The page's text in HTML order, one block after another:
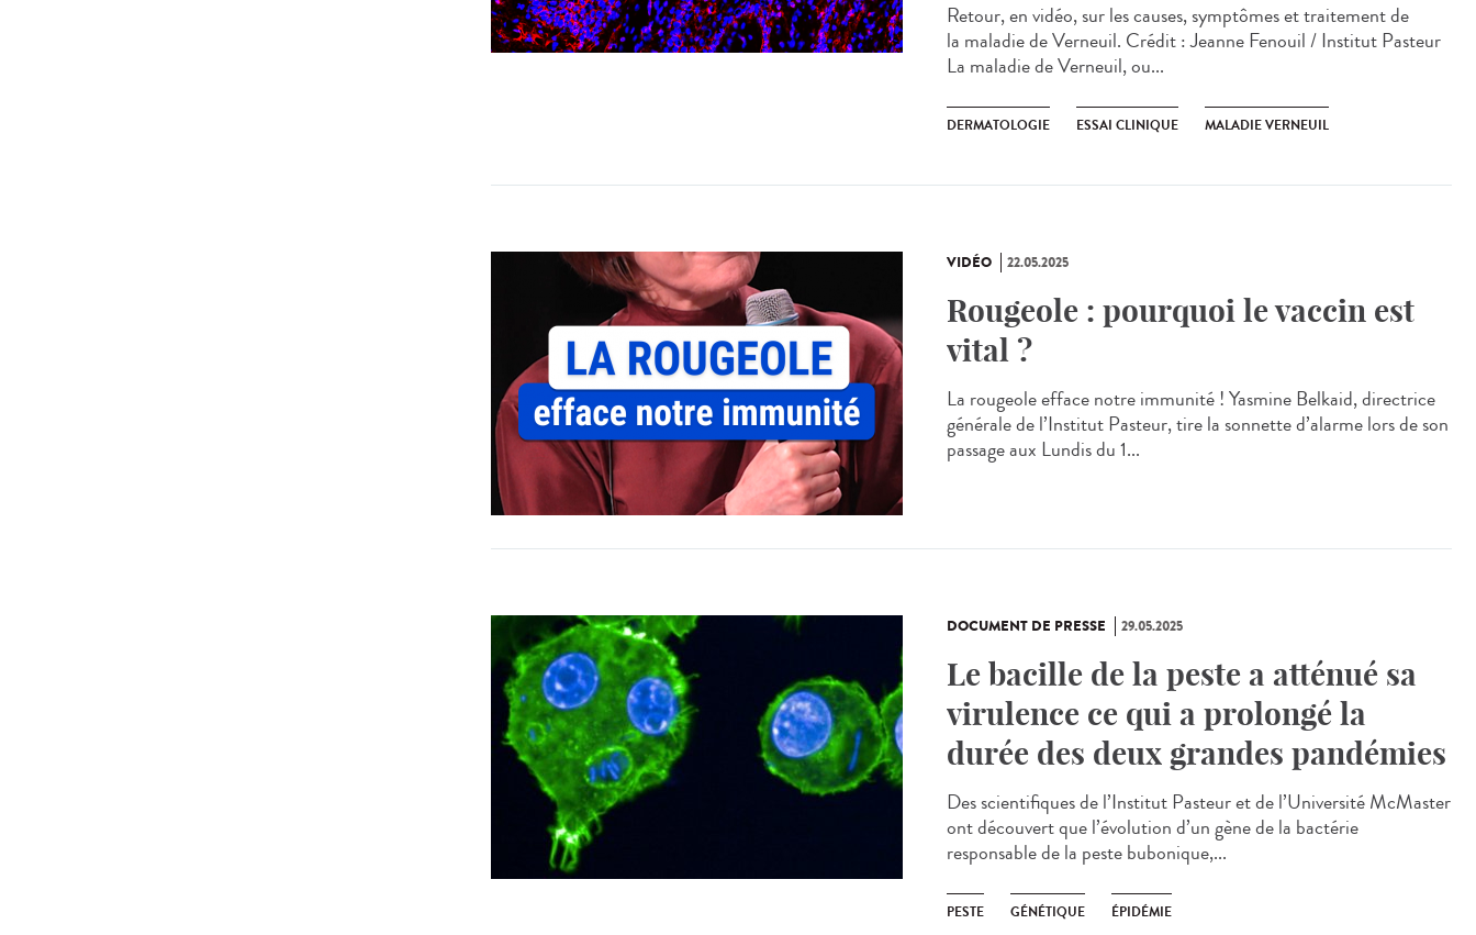
Retour, en vidéo, sur les causes, symptômes et traitement de
la maladie de Verneuil. Crédit : Jeanne Fenouil / Institut Pasteur
La maladie de Verneuil, ou...
DERMATOLOGIE ESSAI CLINIQUE MALADIE VERNEUIL
VIDÉO 22.05.2025
Rougeole : pourquoi le vaccin est
vital ?
La rougeole efface notre immunité ! Yasmine Belkaid, directrice
générale de l’Institut Pasteur, tire la sonnette d’alarme lors de son
passage aux Lundis du 1...
DOCUMENT DE PRESSE 29.05.2025
Le bacille de la peste a atténué sa
virulence ce qui a prolongé la
durée des deux grandes pandémies
Des scientifiques de l’Institut Pasteur et de l’Université McMaster
ont découvert que l’évolution d’un gène de la bactérie
responsable de la peste bubonique,...
PESTE GÉNÉTIQUE ÉPIDÉMIE